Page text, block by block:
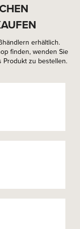
erhältlich.
finden, wenden Sie
Produkt zu bestellen.